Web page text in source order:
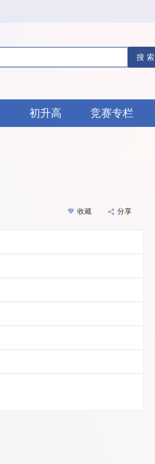
搜 索
初升高 竞赛专栏
收藏 分享